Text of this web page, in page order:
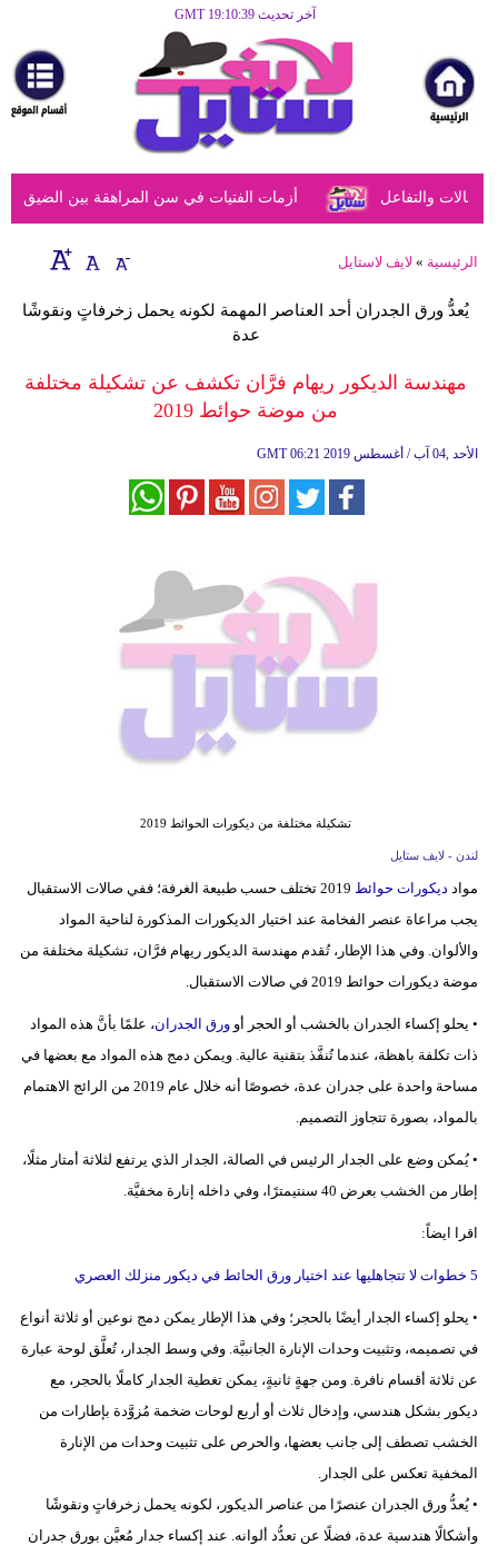
آخر تحديث GMT 19:10:39
مرأة
أزياء
أزياء
إسلامية
ديكور
أزمات الفتيات في سن المراهقة بين الضيق والتفاعل
الرئيسية » لايف لاستايل
يُعدُّ ورق الجدران أحد العناصر المهمة لكونه يحمل زخرفاتٍ ونقوشًا
عدة
مهندسة الديكور ريهام فرَّان تكشف عن تشكيلة مختلفة
من موضة حوائط 2019
GMT 06:21 2019 الأحد ,04 آب / أغسطس
تشكيلة مختلفة من ديكورات الحوائط 2019
لندن - لايف ستايل
مواد ديكورات حوائط
2019 تختلف حسب طبيعة الغرفة؛ ففي صالات الاستقبال
يجب مراعاة عنصر الفخامة عند اختيار الديكورات المذكورة لناحية المواد
والألوان. وفي هذا الإطار، تُقدم مهندسة الديكور ريهام فرَّان، تشكيلة مختلفة من
موضة ديكورات حوائط 2019 في صالات الاستقبال.
• يحلو إكساء الجدران بالخشب أو الحجر أوورق الجدران، علمًا بأنَّ هذه المواد
ذات تكلفة باهظة، عندما تُنفَّذ بتقنية عالية. ويمكن دمج هذه المواد مع بعضها في
مساحة واحدة على جدران عدة، خصوصًا أنه خلال عام 2019 من الرائج الاهتمام
بالمواد، بصورة تتجاوز التصميم.
• يُمكن وضع على الجدار الرئيس في الصالة، الجدار الذي يرتفع لثلاثة أمتار مثلًا،
إطار من الخشب بعرض 40 سنتيمترًا، وفي داخله إنارة مخفيَّة.
اقرا ايضاً:
5 خطوات لا تتجاهليها عند اختيار ورق الحائط في ديكور منزلك العصري
• يحلو إكساء الجدار أيضًا بالحجر؛ وفي هذا الإطار يمكن دمج نوعين أو ثلاثة أنواع
في تصميمه، وتثبيت وحدات الإنارة الجانبيَّة. وفي وسط الجدار، تُعلَّق لوحة عبارة
عن ثلاثة أقسام نافرة. ومن جهةٍ ثانيةٍ، يمكن تغطية الجدار كاملًا بالحجر، مع
ديكور بشكل هندسي، وإدخال ثلاث أو أربع لوحات ضخمة مُزوَّدة بإطارات من
الخشب تصطف إلى جانب بعضها، والحرص على تثبيت وحدات من الإنارة
المخفية تعكس على الجدار.
• يُعدُّ ورق الجدران عنصرًا من عناصر الديكور، لكونه يحمل زخرفاتٍ ونقوشًا
وأشكالًا هندسية عدة، فضلًا عن تعدُّد ألوانه. عند إكساء جدار مُعيَّن بورق جدران